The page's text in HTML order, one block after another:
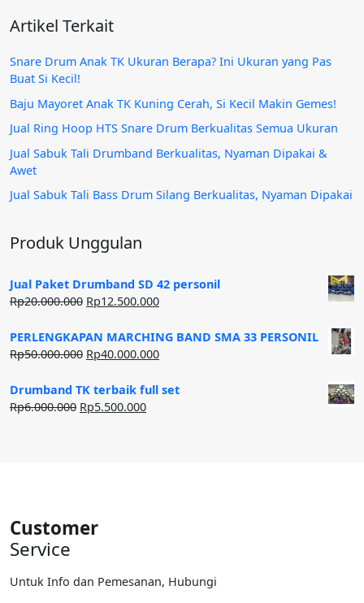
Artikel Terkait
Snare Drum Anak TK Ukuran Berapa? Ini Ukuran yang Pas
Buat Si Kecil!
Baju Mayoret Anak TK Kuning Cerah, Si Kecil Makin Gemes!
Jual Ring Hoop HTS Snare Drum Berkualitas Semua Ukuran
Jual Sabuk Tali Drumband Berkualitas, Nyaman Dipakai &
Awet
Jual Sabuk Tali Bass Drum Silang Berkualitas, Nyaman Dipakai
Produk Unggulan
Jual Paket Drumband SD 42 personil
Rp20.000.000 Harga
adalah:
Rp20.000.000.
Rp12.500.000Harga
ini
adalah:
PERLENGKAPAN MARCHING BAND SMA 33 PERSONIL
Rp50.000.000 Harga
adalah:
Rp50.000.000.
Rp40.000.000Harga
ini
Drumband TK terbaik full set
Rp6.000.000 Harga
Rp5.500.000Harga
Customer
Service
Untuk Info dan Pemesanan, Hubungi